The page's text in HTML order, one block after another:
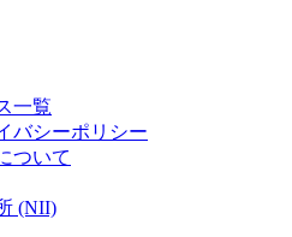
一覧
バシーポリシー
ついて
(NII)